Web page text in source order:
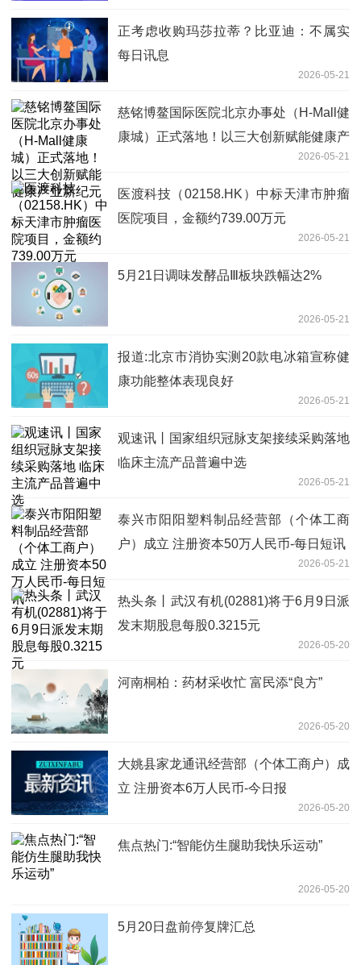
正考虑收购玛莎拉蒂？比亚迪：不属实
每日讯息
2026-05-21
慈铭博鳌国际医院北京办事处（H-Mall健
康城）正式落地！以三大创新赋能健康产
2026-05-21
医渡科技（02158.HK）中标天津市肿瘤
医院项目，金额约739.00万元
2026-05-21
5月21日调味发酵品Ⅲ板块跌幅达2%
2026-05-21
报道:北京市消协实测20款电冰箱宣称健
康功能整体表现良好
2026-05-21
观速讯丨国家组织冠脉支架接续采购落地
临床主流产品普遍中选
2026-05-21
泰兴市阳阳塑料制品经营部（个体工商
户）成立 注册资本50万人民币-每日短讯
2026-05-21
热头条丨武汉有机(02881)将于6月9日派
发末期股息每股0.3215元
2026-05-20
河南桐柏：药材采收忙 富民添“良方”
2026-05-20
大姚县家龙通讯经营部（个体工商户）成
立 注册资本6万人民币-今日报
2026-05-20
焦点热门:“智能仿生腿助我快乐运动”
2026-05-20
5月20日盘前停复牌汇总